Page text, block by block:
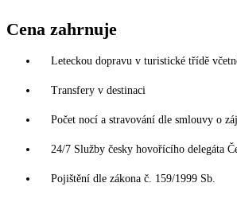
Cena zahrnuje
Leteckou dopravu v turistické třídě
Transfery v destinaci
Počet nocí a stravování dle smlouvy o
24/7 Služby česky hovořícího delegáta
Pojištění dle zákona č. 159/1999 Sb.